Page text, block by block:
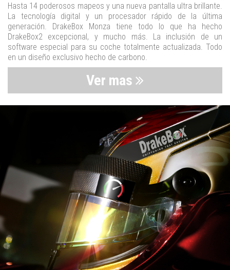
Hasta 14 poderosos mapeos y una nueva pantalla ultra brillante.
La tecnología digital y un procesador rápido de la última
generación. DrakeBox Monza tiene todo lo que ha hecho
DrakeBox2 excepcional, y mucho más. La inclusión de un
software especial para su coche totalmente actualizada. Todo
en un diseño exclusivo hecho de carbono.
Ver mas